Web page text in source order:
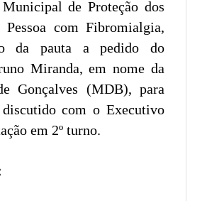
de Proteção dos
com Fibromialgia,
da pauta a pedido do
Miranda, em nome da
Gonçalves (MDB), para
com o Executivo
em 2º turno.